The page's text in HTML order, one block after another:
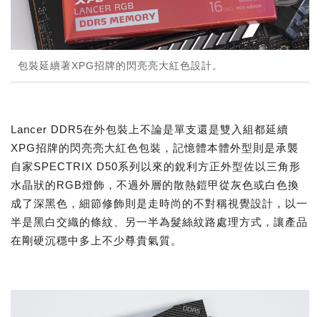
包裝延續著XPG招牌的閃亮亮大紅色設計。
Lancer DDR5在外包裝上不論是單支還是雙入組都延續
XPG招牌的閃亮亮大紅色包裝，記憶體本體外型則是承襲
自家SPECTRIX D50系列以來的銳利方正外型佐以三角形
水晶狀的RGB燈飾，不過外層的散熱鎧甲從灰色或白色換
成了深黑色，細節修飾則是走時尚的不對稱視覺設計，以一
半是黑白交織的條紋、另一半為髮絲紋路處理方式，讓產品
在剛硬沉穩中多上不少尊貴氣質。